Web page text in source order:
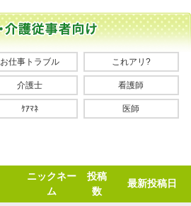
お仕事トラブル これアリ?
介護士 看護師
ｹｱﾏﾈ 医師
ニックネー
ム
投稿
数
最新投稿日